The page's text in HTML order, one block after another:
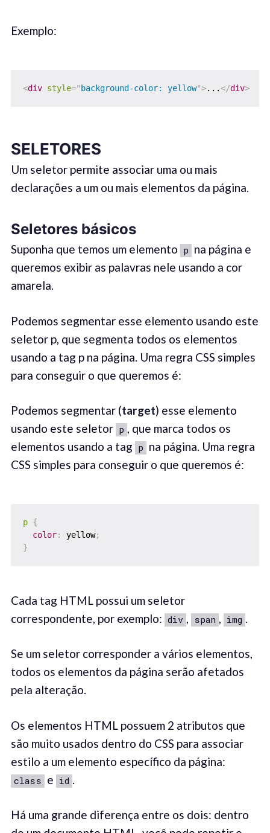
Exemplo:
<div style=" background-color: yellow">...</div>
SELETORES
Um seletor permite associar uma ou mais
declarações a um ou mais elementos da página.
Seletores básicos
Suponha que temos um elemento p na página e
queremos exibir as palavras nele usando a cor
amarela.
Podemos segmentar esse elemento usando este
seletor p, que segmenta todos os elementos
usando a tag p na página. Uma regra CSS simples
para conseguir o que queremos é:
Podemos segmentar (target) esse elemento
usando este seletor p , que marca todos os
elementos usando a tag p na página. Uma regra
CSS simples para conseguir o que queremos é:
p {
color: yellow;
}
Cada tag HTML possui um seletor
correspondente, por exemplo: div span img
Se um seletor corresponder a vários elementos,
todos os elementos da página serão afetados
pela alteração.
Os elementos HTML possuem 2 atributos que
são muito usados ​​dentro do CSS para associar
estilo a um elemento específico da página:
class e id
Há uma grande diferença entre os dois: dentro